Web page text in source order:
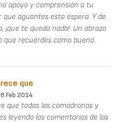
apoyo y comprensión a tu
aguantes esta espera. Y de
¡que te queda nada!. Un abrazo
recuerdes como bueno.
que
Feb 2014
que todas las comadronas y
leyendo los comentarios de las